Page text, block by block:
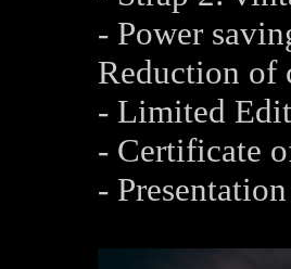
- Power
Reduction of
- Limited
- Certificate
-